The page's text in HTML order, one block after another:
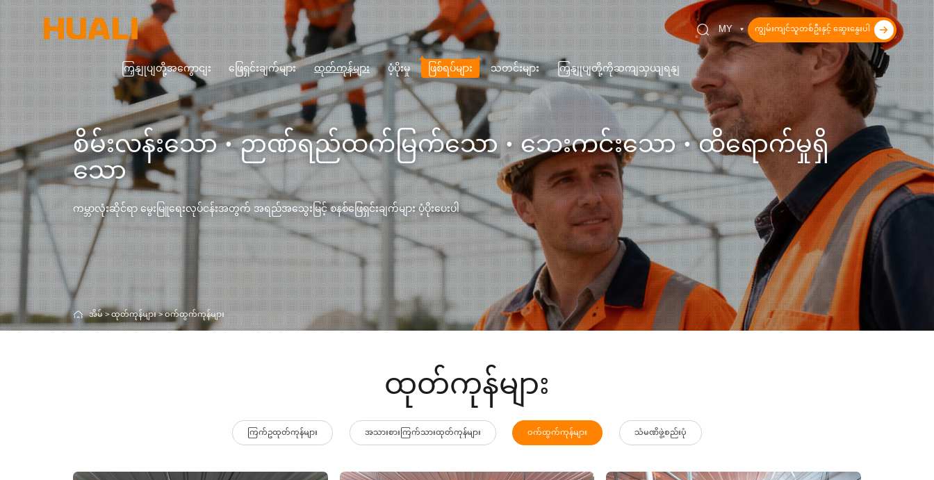
ကျွမ်းကျင်သူတစ်ဦးနှင့် ဆွေးနွေးပါ
MY
ကြှနျုပျတို့အကွောငျး ဖြေရှင်းချက်များ ထုတ်ကုန်များ ပံ့ပိုးမှု ဖြစ်ရပ်များ သတင်းများ ကြှနျုပျတို့ကိုဆကျသှယျရနျ
စိမ်းလန်းသော · ဉာဏ်ရည်ထက်မြက်သော · ဘေးကင်းသော · ထိရောက်မှုရှိ
သော
ကမ္ဘာလုံးဆိုင်ရာ မွေးမြူရေးလုပ်ငန်းအတွက် အရည်အသွေးမြင့် စနစ်ဖြေရှင်းချက်များ ပံ့ပိုးပေးပါ
အိမ်>ထုတ်ကုန်များ>ဝက်ထွက်ကုန်များ
ထုတ်ကုန်များ
ကြက်ဥထုတ်ကုန်များ အသားစားကြက်သားထုတ်ကုန်များ ဝက်ထွက်ကုန်များ သံမဏိဖွဲ့စည်းပုံ